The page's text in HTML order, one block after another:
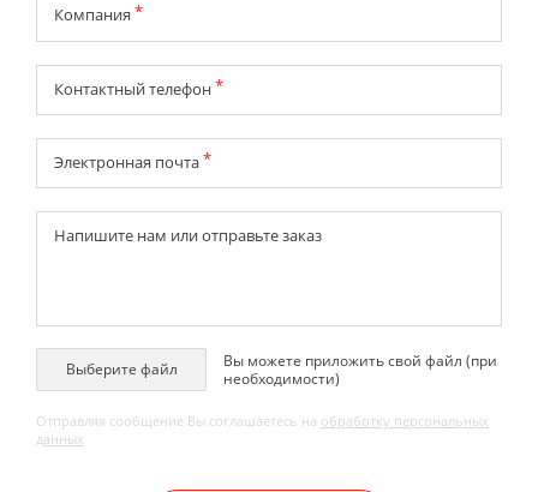
Компания *
Контактный телефон*
Электронная почта*
Напишите нaм или отправьте заказ
Выберите файл
Вы можете приложить свой файл (при
необходимости)
Отправляя сообщение Вы соглашаетесь на обработку персональных
данных